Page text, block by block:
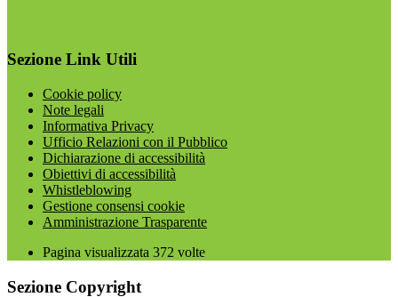
Sezione Link Utili
Cookie policy
Note legali
Informativa Privacy
Ufficio Relazioni con il Pubblico
Dichiarazione di accessibilità
Obiettivi di accessibilità
Whistleblowing
Gestione consensi cookie
Amministrazione Trasparente
Pagina visualizzata 372 volte
Sezione Copyright